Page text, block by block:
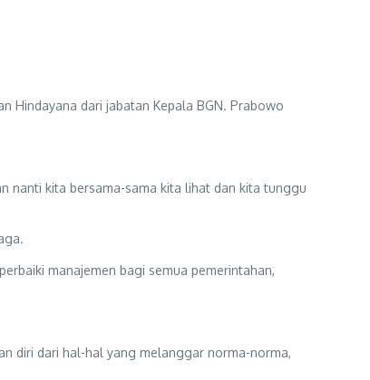
Hindayana dari jabatan Kepala BGN. Prabowo
nanti kita bersama-sama kita lihat dan kita tunggu
manajemen bagi semua pemerintahan,
diri dari hal-hal yang melanggar norma-norma,